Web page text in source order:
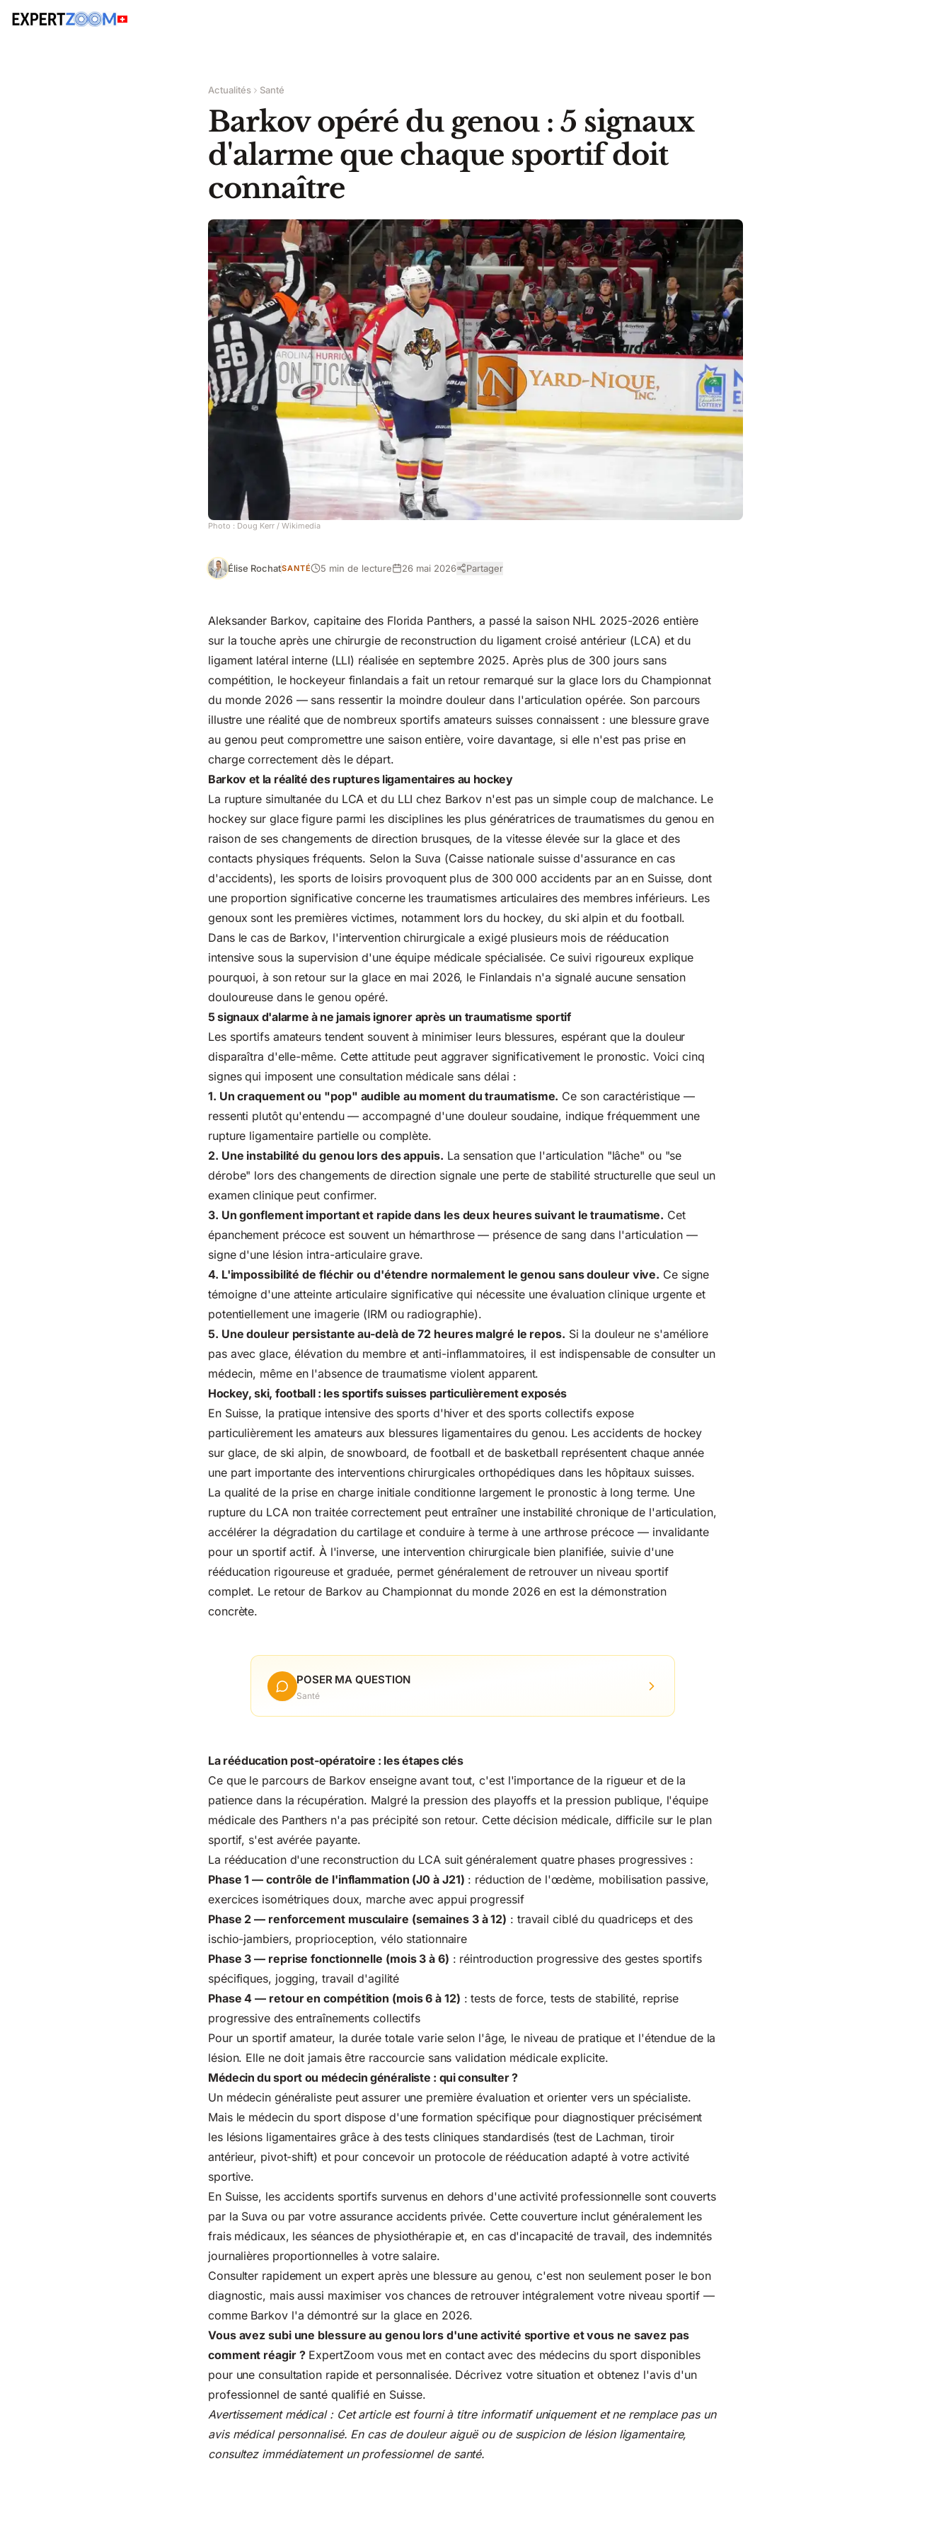
Actualités Santé
Barkov opéré du genou : 5 signaux
d'alarme que chaque sportif doit
connaître
Photo : Doug Kerr / Wikimedia
Élise RochatSANTÉ 5 min de lecture 26 mai 2026 Partager
Aleksander Barkov, capitaine des Florida Panthers, a passé la saison NHL 2025-2026 entière
sur la touche après une chirurgie de reconstruction du ligament croisé antérieur (LCA) et du
ligament latéral interne (LLI) réalisée en septembre 2025. Après plus de 300 jours sans
compétition, le hockeyeur finlandais a fait un retour remarqué sur la glace lors du Championnat
du monde 2026 — sans ressentir la moindre douleur dans l'articulation opérée. Son parcours
illustre une réalité que de nombreux sportifs amateurs suisses connaissent : une blessure grave
au genou peut compromettre une saison entière, voire davantage, si elle n'est pas prise en
charge correctement dès le départ.
Barkov et la réalité des ruptures ligamentaires au hockey
La rupture simultanée du LCA et du LLI chez Barkov n'est pas un simple coup de malchance. Le
hockey sur glace figure parmi les disciplines les plus génératrices de traumatismes du genou en
raison de ses changements de direction brusques, de la vitesse élevée sur la glace et des
contacts physiques fréquents. Selon la Suva (Caisse nationale suisse d'assurance en cas
d'accidents), les sports de loisirs provoquent plus de 300 000 accidents par an en Suisse, dont
une proportion significative concerne les traumatismes articulaires des membres inférieurs. Les
genoux sont les premières victimes, notamment lors du hockey, du ski alpin et du football.
Dans le cas de Barkov, l'intervention chirurgicale a exigé plusieurs mois de rééducation
intensive sous la supervision d'une équipe médicale spécialisée. Ce suivi rigoureux explique
pourquoi, à son retour sur la glace en mai 2026, le Finlandais n'a signalé aucune sensation
douloureuse dans le genou opéré.
5 signaux d'alarme à ne jamais ignorer après un traumatisme sportif
Les sportifs amateurs tendent souvent à minimiser leurs blessures, espérant que la douleur
disparaîtra d'elle-même. Cette attitude peut aggraver significativement le pronostic. Voici cinq
signes qui imposent une consultation médicale sans délai :
1. Un craquement ou "pop" audible au moment du traumatisme. Ce son caractéristique —
ressenti plutôt qu'entendu — accompagné d'une douleur soudaine, indique fréquemment une
rupture ligamentaire partielle ou complète.
2. Une instabilité du genou lors des appuis. La sensation que l'articulation "lâche" ou "se
dérobe" lors des changements de direction signale une perte de stabilité structurelle que seul un
examen clinique peut confirmer.
3. Un gonflement important et rapide dans les deux heures suivant le traumatisme. Cet
épanchement précoce est souvent un hémarthrose — présence de sang dans l'articulation —
signe d'une lésion intra-articulaire grave.
4. L'impossibilité de fléchir ou d'étendre normalement le genou sans douleur vive. Ce signe
témoigne d'une atteinte articulaire significative qui nécessite une évaluation clinique urgente et
potentiellement une imagerie (IRM ou radiographie).
5. Une douleur persistante au-delà de 72 heures malgré le repos. Si la douleur ne s'améliore
pas avec glace, élévation du membre et anti-inflammatoires, il est indispensable de consulter un
médecin, même en l'absence de traumatisme violent apparent.
Hockey, ski, football : les sportifs suisses particulièrement exposés
En Suisse, la pratique intensive des sports d'hiver et des sports collectifs expose
particulièrement les amateurs aux blessures ligamentaires du genou. Les accidents de hockey
sur glace, de ski alpin, de snowboard, de football et de basketball représentent chaque année
une part importante des interventions chirurgicales orthopédiques dans les hôpitaux suisses.
La qualité de la prise en charge initiale conditionne largement le pronostic à long terme. Une
rupture du LCAnon traitée correctement peut entraîner une instabilité chronique de l'articulation,
accélérer la dégradation du cartilage et conduire à terme à une arthrose précoce — invalidante
pour un sportif actif. À l'inverse, une intervention chirurgicale bien planifiée, suivie d'une
rééducation rigoureuse et graduée, permet généralement de retrouver un niveau sportif
complet. Le retour de Barkov au Championnat du monde 2026 en est la démonstration
concrète.
POSER MA QUESTION
Santé
La rééducation post-opératoire : les étapes clés
Ce que le parcours de Barkov enseigne avant tout, c'est l'importance de la rigueur et de la
patience dans la récupération. Malgré la pression des playoffs et la pression publique, l'équipe
médicale des Panthers n'a pas précipité son retour. Cette décision médicale, difficile sur le plan
sportif, s'est avérée payante.
La rééducation d'une reconstruction du LCA suit généralement quatre phases progressives :
Phase 1 — contrôle de l'inflammation (J0 à J21) : réduction de l'œdème, mobilisation passive,
exercices isométriques doux, marche avec appui progressif
Phase 2 — renforcement musculaire (semaines 3 à 12) : travail ciblé du quadriceps et des
ischio-jambiers, proprioception, vélo stationnaire
Phase 3 — reprise fonctionnelle (mois 3 à 6) : réintroduction progressive des gestes sportifs
spécifiques, jogging, travail d'agilité
Phase 4 — retour en compétition (mois 6 à 12) : tests de force, tests de stabilité, reprise
progressive des entraînements collectifs
Pour un sportif amateur, la durée totale varie selon l'âge, le niveau de pratique et l'étendue de la
lésion. Elle ne doit jamais être raccourcie sans validation médicale explicite.
Médecin du sport ou médecin généraliste : qui consulter ?
Un médecin généraliste peut assurer une première évaluation et orienter vers un spécialiste.
Mais le médecin du sport dispose d'une formation spécifique pour diagnostiquer précisément
les lésions ligamentaires grâce à des tests cliniques standardisés (test de Lachman, tiroir
antérieur, pivot-shift) et pour concevoir un protocole de rééducation adapté à votre activité
sportive.
En Suisse, les accidents sportifs survenus en dehors d'une activité professionnelle sont couverts
par la Suva ou par votre assurance accidents privée. Cette couverture inclut généralement les
frais médicaux, les séances de physiothérapie et, en cas d'incapacité de travail, des indemnités
journalières proportionnelles à votre salaire.
Consulter rapidement un expert après une blessure au genou, c'est non seulement poser le bon
diagnostic, mais aussi maximiser vos chances de retrouver intégralement votre niveau sportif —
comme Barkov l'a démontré sur la glace en 2026.
Vous avez subi une blessure au genou lors d'une activité sportive et vous ne savez pas
comment réagir ?ExpertZoom vous met en contact avec des médecins du sport disponibles
pour une consultation rapide et personnalisée. Décrivez votre situation et obtenez l'avis d'un
professionnel de santé qualifié en Suisse.
Avertissement médical : Cet article est fourni à titre informatif uniquement et ne remplace pas un
avis médical personnalisé. En cas de douleur aiguë ou de suspicion de lésion ligamentaire,
consultez immédiatement un professionnel de santé.